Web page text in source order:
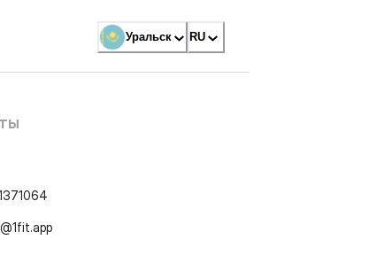
Уральск RU